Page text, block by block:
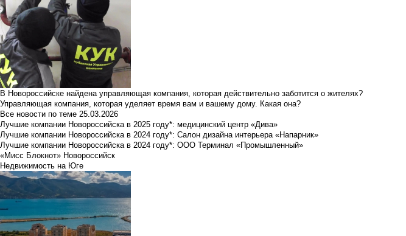
В Новороссийске найдена управляющая компания, которая действительно заботится о жителях?
Управляющая компания, которая уделяет время вам и вашему дому. Какая она?
Все новости по теме 25.03.2026
Лучшие компании Новороссийска в 2025 году*: медицинский центр «Дива»
Лучшие компании Новороссийска в 2024 году*: Салон дизайна интерьера «Напарник»
Лучшие компании Новороссийска в 2024 году*: ООО Терминал «Промышленный»
«Мисс Блокнот» Новороссийск
Недвижимость на Юге